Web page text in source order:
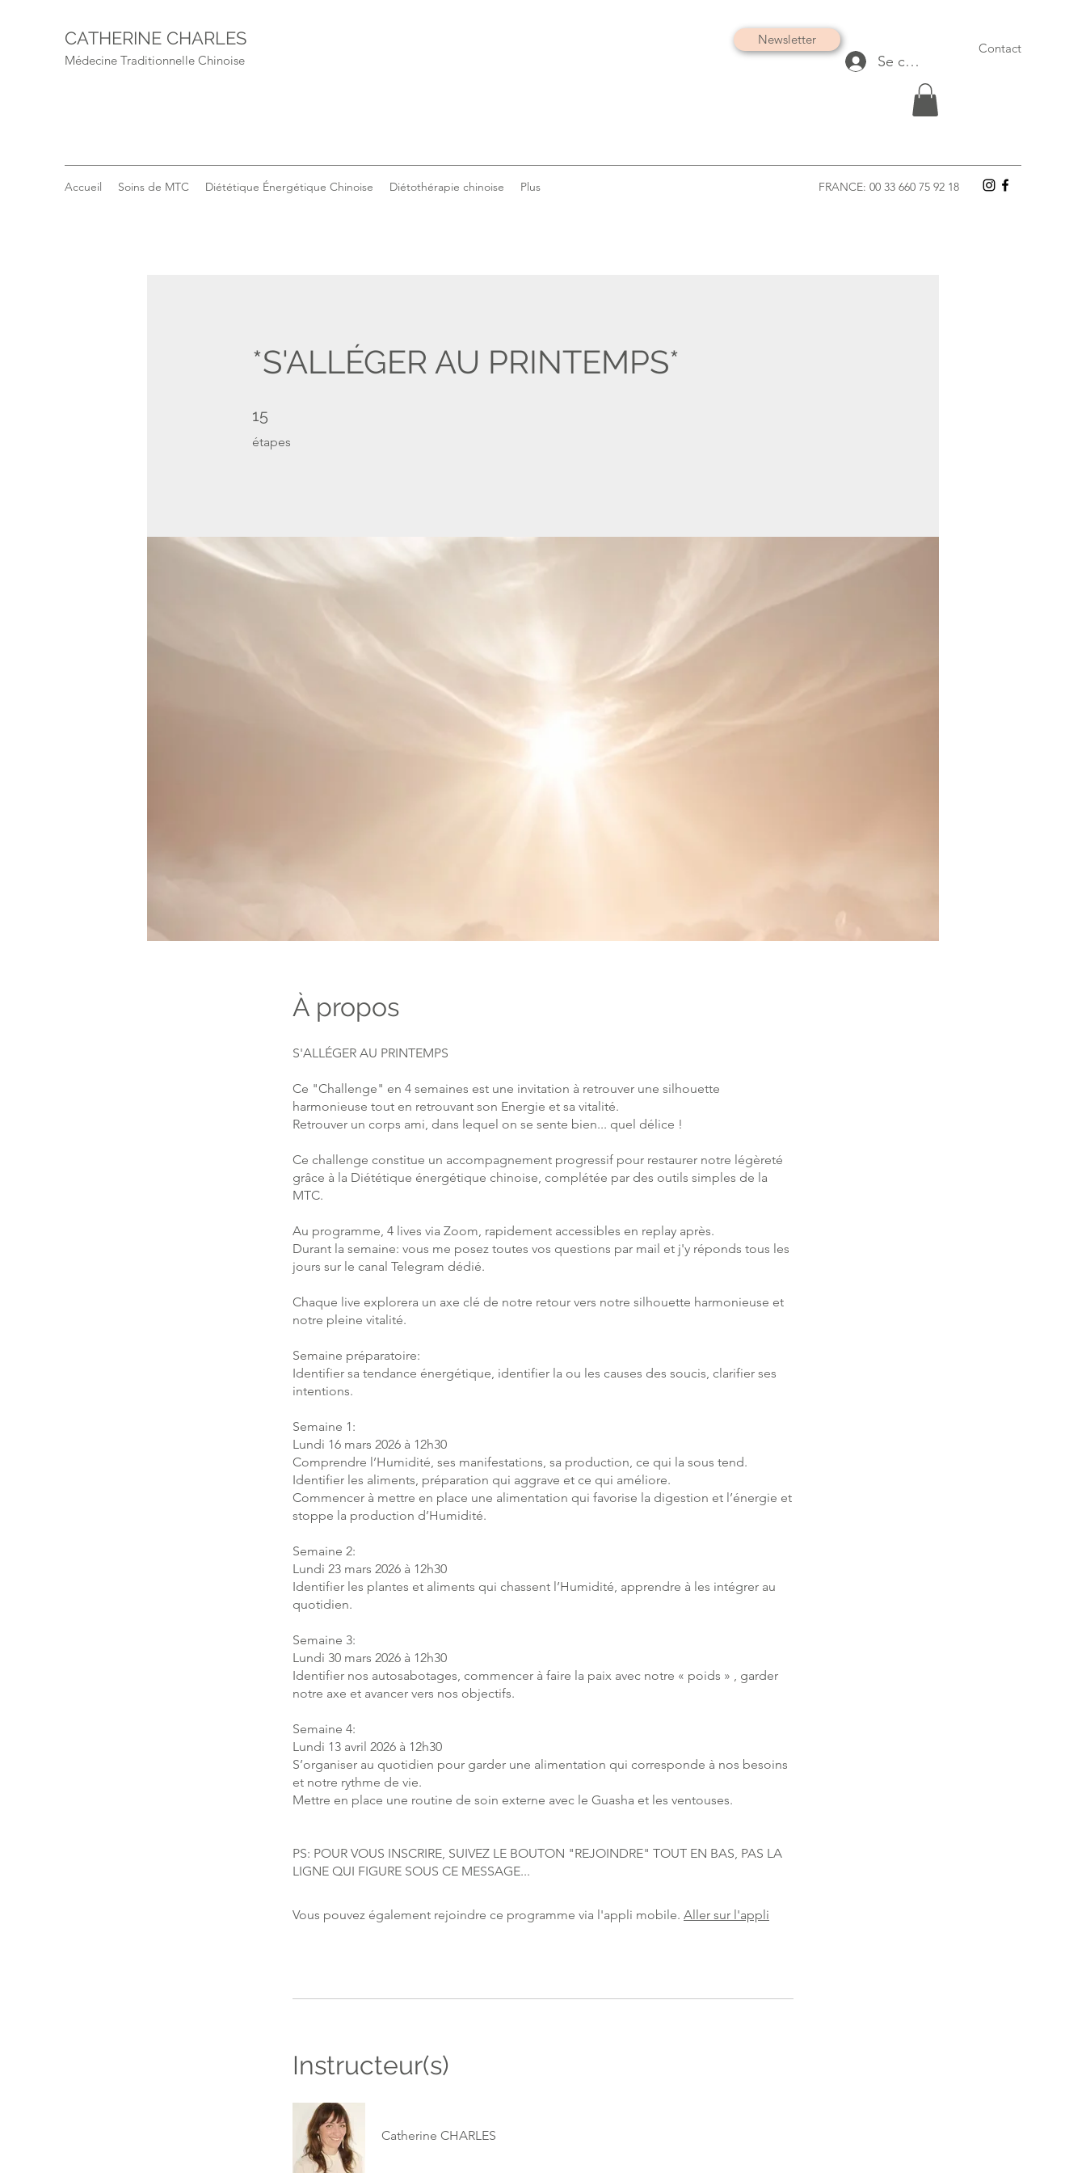
CATHERINE CHARLES
Médecine Traditionnelle Chinoise
Newsletter
Contact
Se connecter
Accueil Soins de MTC Diététique Énergétique Chinoise Diétothérapie chinoise Plus FRANCE: 00 33 660 75 92 18
*S'ALLÉGER AU PRINTEMPS*
15
étapes
À propos
S'ALLÉGER AU PRINTEMPS
Ce "Challenge" en 4 semaines est une invitation à retrouver une silhouette
harmonieuse tout en retrouvant son Energie et sa vitalité.
Retrouver un corps ami, dans lequel on se sente bien... quel délice !
Ce challenge constitue un accompagnement progressif pour restaurer notre légèreté
grâce à la Diététique énergétique chinoise, complétée par des outils simples de la
MTC.
Au programme, 4 lives via Zoom, rapidement accessibles en replay après.
Durant la semaine: vous me posez toutes vos questions par mail et j'y réponds tous les
jours sur le canal Telegram dédié.
Chaque live explorera un axe clé de notre retour vers notre silhouette harmonieuse et
notre pleine vitalité.
Semaine préparatoire:
Identifier sa tendance énergétique, identifier la ou les causes des soucis, clarifier ses
intentions.
Semaine 1:
Lundi 16 mars 2026 à 12h30
Comprendre l’Humidité, ses manifestations, sa production, ce qui la sous tend.
Identifier les aliments, préparation qui aggrave et ce qui améliore.
Commencer à mettre en place une alimentation qui favorise la digestion et l’énergie et
stoppe la production d’Humidité.
Semaine 2:
Lundi 23 mars 2026 à 12h30
Identifier les plantes et aliments qui chassent l’Humidité, apprendre à les intégrer au
quotidien.
Semaine 3:
Lundi 30 mars 2026 à 12h30
Identifier nos autosabotages, commencer à faire la paix avec notre « poids » , garder
notre axe et avancer vers nos objectifs.
Semaine 4:
Lundi 13 avril 2026 à 12h30
S’organiser au quotidien pour garder une alimentation qui corresponde à nos besoins
et notre rythme de vie.
Mettre en place une routine de soin externe avec le Guasha et les ventouses.
PS: POUR VOUS INSCRIRE, SUIVEZ LE BOUTON "REJOINDRE" TOUT EN BAS, PAS LA
Vous pouvez également rejoindre ce programme via l'appli mobile. Aller sur l'appli
Instructeur(s)
Catherine CHARLES